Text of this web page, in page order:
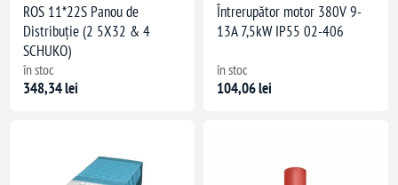
ROS 11*22S Panou de
Distribuție (2 5X32 & 4
SCHUKO)
în stoc
348,34 lei
Întrerupător motor 380V 9-
13A 7,5kW IP55 02-406
în stoc
104,06 lei